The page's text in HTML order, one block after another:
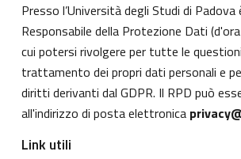
Presso l’Università degli Studi di Padova
Responsabile della Protezione Dati
cui potersi rivolgere per tutte le
trattamento dei propri dati personali e
diritti derivanti dal GDPR. Il RPD può
all'indirizzo di posta elettronica
Link utili